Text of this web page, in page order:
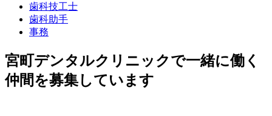
歯科技工士
歯科助手
事務
宮町デンタルクリニックで一緒に働く
仲間を募集しています